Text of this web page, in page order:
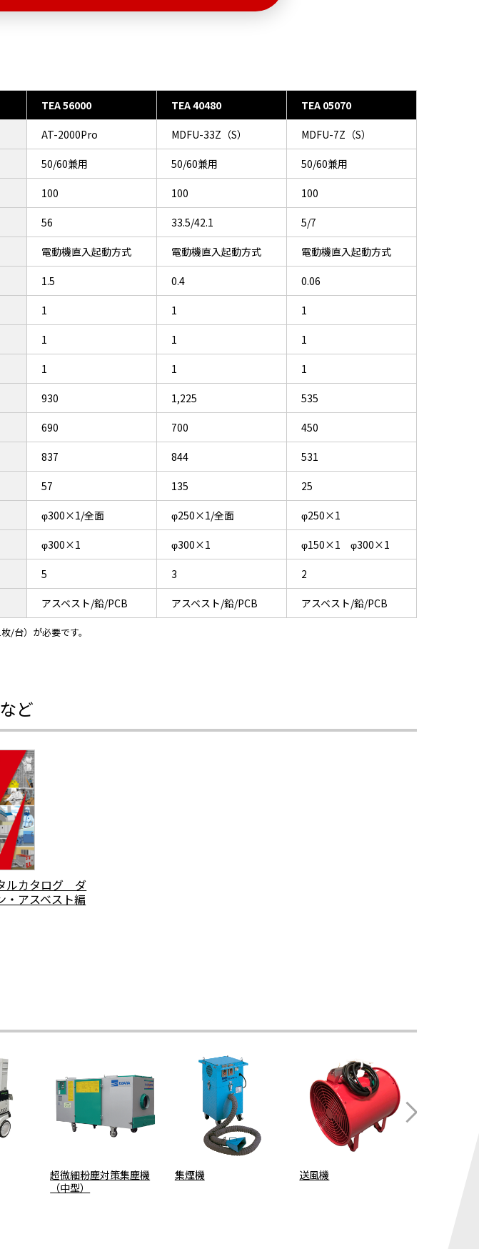
TEA 56000 TEA 40480 TEA 05070
AT-2000Pro MDFU-33Z（S） MDFU-7Z（S）
50/60兼用 50/60兼用 50/60兼用
100 100 100
56 33.5/42.1 5/7
電動機直入起動方式 電動機直入起動方式 電動機直入起動方式
1.5 0.4 0.06
1 1 1
1 1 1
1 1 1
930 1,225 535
690 700 450
837 844 531
57 135 25
φ300×1/全面 φ250×1/全面 φ250×1
φ300×1 φ300×1 φ150×1 φ300×1
5 3 2
アスベスト/鉛/PCB アスベスト/鉛/PCB アスベスト/鉛/PCB
/台）が必要です。
ど
ルカタログ ダ
・アスベスト編
超微細粉塵対策集塵機
（中型）
集煙機 送風機